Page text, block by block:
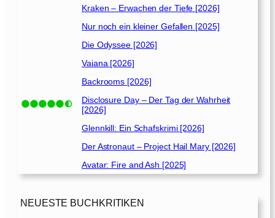
Kraken – Erwachen der Tiefe [2026]
Nur noch ein kleiner Gefallen [2025]
Die Odyssee [2026]
Vaiana [2026]
Backrooms [2026]
Disclosure Day – Der Tag der Wahrheit
[2026]
Glennkill: Ein Schafskrimi [2026]
Der Astronaut – Project Hail Mary [2026]
Avatar: Fire and Ash [2025]
NEUESTE BUCHKRITIKEN